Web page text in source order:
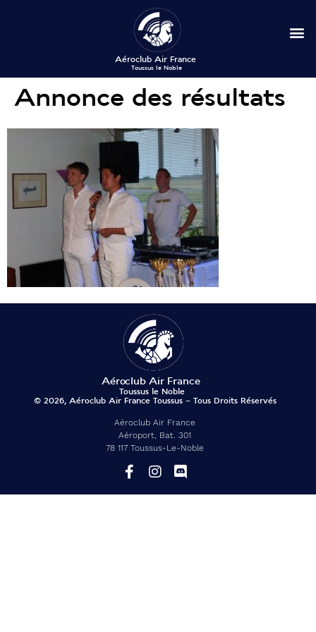
Annonce des résultats
© 2026, Aéroclub Air France Toussus – Tous Droits Réservés
Aéroclub Air France
Aéroport, Bat. 301
78 117 Toussus-Le-Noble